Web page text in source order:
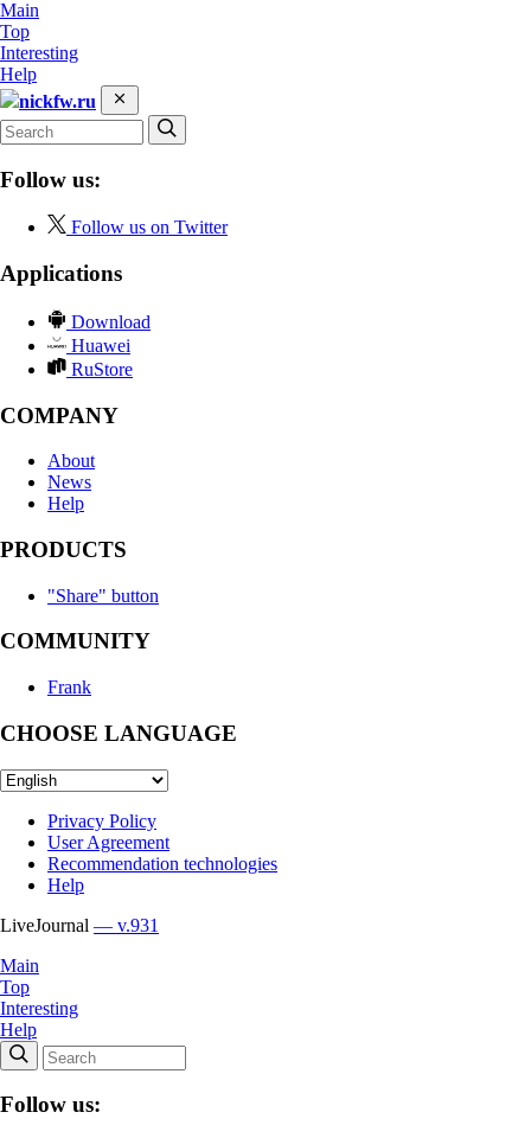
Main
Top
Interesting
Help
nickfw.ru
Follow us:
Follow us on Twitter
Applications
Download
Huawei
RuStore
COMPANY
About
News
Help
PRODUCTS
"Share" button
COMMUNITY
Frank
CHOOSE LANGUAGE
Privacy Policy
User Agreement
Recommendation technologies
Help
LiveJournal — v.931
Main
Top
Interesting
Help
Follow us: